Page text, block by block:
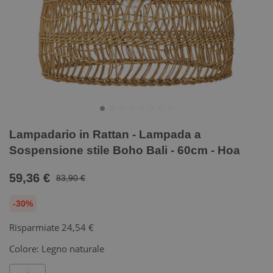
Lampadario in Rattan - Lampada a
Sospensione stile Boho Bali - 60cm - Hoa
59,36 € 83,90 €
-30%
Risparmiate 24,54 €
Colore: Legno naturale